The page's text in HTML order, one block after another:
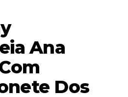
Ana
Dos